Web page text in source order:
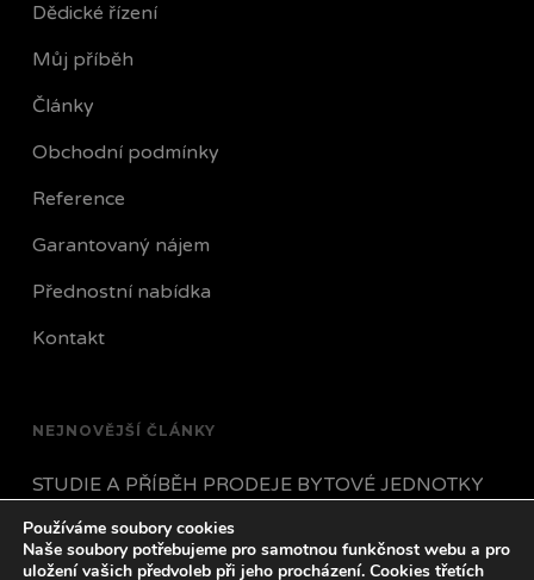
Dědické řízení
Můj příběh
Články
Obchodní podmínky
Reference
Garantovaný nájem
Přednostní nabídka
Kontakt
NEJNOVĚJŠÍ ČLÁNKY
STUDIE A PŘÍBĚH PRODEJE BYTOVÉ JEDNOTKY
JAK POSTUPOVAT POKUD VÁM NÁJEMNÍK
PŘESTANE PLATIT?
Používáme soubory cookies
Naše soubory potřebujeme pro samotnou funkčnost webu a pro
uložení vašich předvoleb při jeho procházení. Cookies třetích